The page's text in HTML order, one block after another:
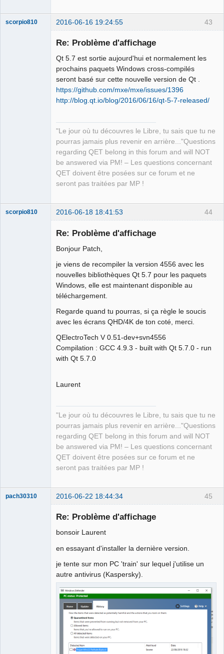
43
scorpio810 2016-06-16 19:24:55
Re: Problème d'affichage
Qt 5.7 est sortie aujourd'hui et normalement les
prochains paquets Windows cross-compilés
seront basé sur cette nouvelle version de Qt .
https://github.com/mxe/mxe/issues/1396
http://blog.qt.io/blog/2016/06/16/qt-5-7-released/
"Le jour où tu découvres le Libre, tu sais que tu ne
pourras jamais plus revenir en arrière..."Questions
regarding QET belong in this forum and will NOT
be answered via PM! – Les questions concernant
QET doivent être posées sur ce forum et ne
seront pas traitées par MP !
44
scorpio810 2016-06-18 18:41:53
Re: Problème d'affichage
Bonjour Patch,
je viens de recompiler la version 4556 avec les
nouvelles bibliothèques Qt 5.7 pour les paquets
Windows, elle est maintenant disponible au
téléchargement.
Regarde quand tu pourras, si ça règle le soucis
avec les écrans QHD/4K de ton coté, merci.
QElectroTech V 0.51-dev+svn4556
Compilation : GCC 4.9.3 - built with Qt 5.7.0 - run
with Qt 5.7.0
Laurent
"Le jour où tu découvres le Libre, tu sais que tu ne
pourras jamais plus revenir en arrière..."Questions
regarding QET belong in this forum and will NOT
be answered via PM! – Les questions concernant
QET doivent être posées sur ce forum et ne
seront pas traitées par MP !
45
pach30310 2016-06-22 18:44:34
Re: Problème d'affichage
bonsoir Laurent
en essayant d'installer la dernière version.
je tente sur mon PC 'train' sur lequel j'utilise un
autre antivirus (Kaspersky).